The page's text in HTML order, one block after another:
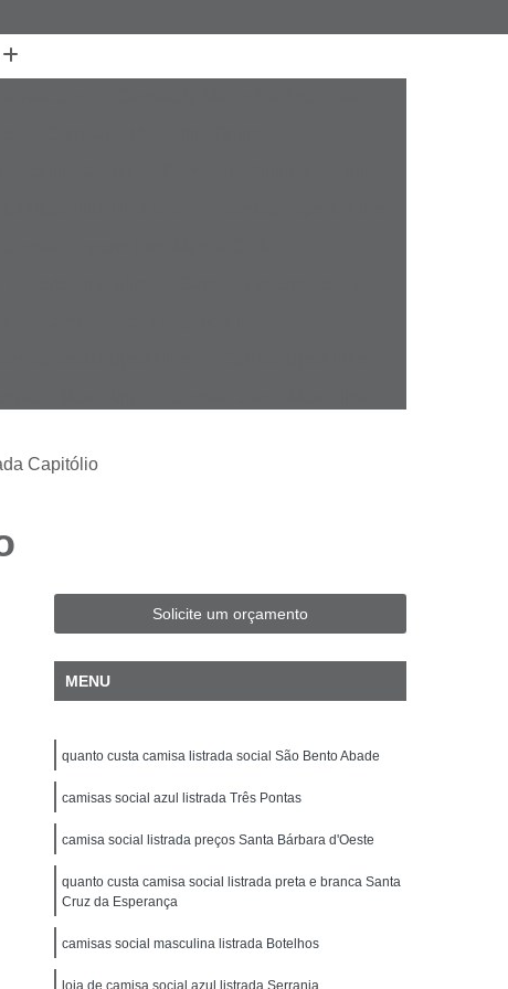
Plus Size
Camisa Social Masculina Plus Size
Social Plus Size Masculina
Xadrez Plus Size
Camisa Individual Slim Fit
Masculina Slim Fit
Camisa Social Masculina Manga Longa Slim Fit
Social Slim Fit
Slim Fit
Camisa Branca Masculina Slim
Camisa de Linho Masculina Slim Fit
Camisa Masculina Slim
Capitólio
Solicite um orçamento
MENU
quanto custa camisa listrada social São Bento Abade
camisas social azul listrada Três Pontas
camisa social listrada preços Santa Bárbara d'Oeste
quanto custa camisa social listrada preta e branca Santa
Cruz da Esperança
camisas social masculina listrada Botelhos
loja de camisa social azul listrada Serrania